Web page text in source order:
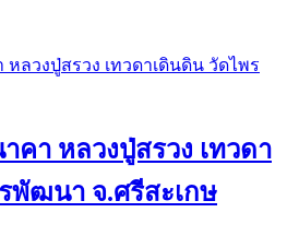
คา หลวงปู่สรวง เทวดา
พัฒนา จ.ศรีสะเกษ